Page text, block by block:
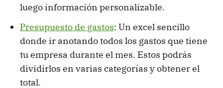
luego información personalizable.
Presupuesto de gastos: Un excel sencillo
donde ir anotando todos los gastos que tiene
tu empresa durante el mes. Estos podrás
dividirlos en varias categorías y obtener el
total.